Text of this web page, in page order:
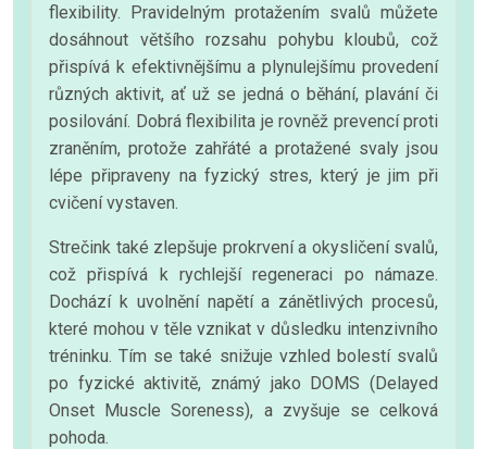
flexibility. Pravidelným protažením svalů můžete
dosáhnout většího rozsahu pohybu kloubů, což
přispívá k efektivnějšímu a plynulejšímu provedení
různých aktivit, ať už se jedná o běhání, plavání či
posilování. Dobrá flexibilita je rovněž prevencí proti
zraněním, protože zahřáté a protažené svaly jsou
lépe připraveny na fyzický stres, který je jim při
cvičení vystaven.
Strečink také zlepšuje prokrvení a okysličení svalů,
což přispívá k rychlejší regeneraci po námaze.
Dochází k uvolnění napětí a zánětlivých procesů,
které mohou v těle vznikat v důsledku intenzivního
tréninku. Tím se také snižuje vzhled bolestí svalů
po fyzické aktivitě, známý jako DOMS (Delayed
Onset Muscle Soreness), a zvyšuje se celková
pohoda.